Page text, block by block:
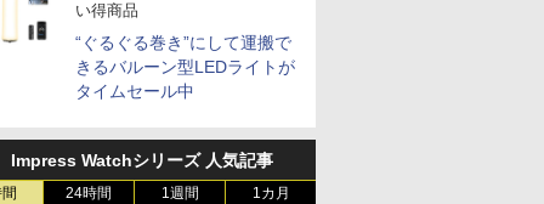
い得商品
“ぐるぐる巻き”にして運搬で
きるバルーン型LEDライトが
タイムセール中
Impress Watchシリーズ 人気記事
24時間 1週間 1カ月